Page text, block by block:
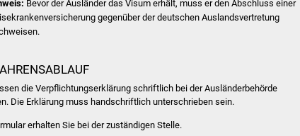
Bevor der Ausländer das Visum erhält, muss er den Abschluss einer
gegenüber der deutschen Auslandsvertretung
die Verpflichtungserklärung schriftlich bei der Ausländerbehörde
Die Erklärung muss handschriftlich unterschrieben sein.
erhalten Sie bei der zuständigen Stelle.